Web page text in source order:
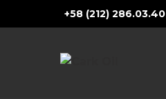
+58 (212) 286.03.40